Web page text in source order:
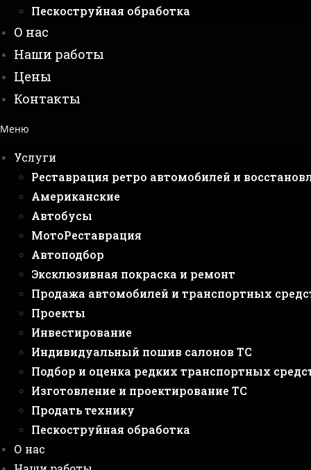
Пескоструйная обработка
О нас
Наши работы
Цены
Контакты
Меню
Услуги
Реставрация ретро автомобилей и
Американские
Автобусы
МотоРеставрация
Автоподбор
Эксклюзивная покраска и ремонт
Продажа автомобилей и транспортных
Проекты
Инвестирование
Индивидуальный пошив салонов ТС
Подбор и оценка редких транспортных
Изготовление и проектирование ТС
Продать технику
Пескоструйная обработка
О нас